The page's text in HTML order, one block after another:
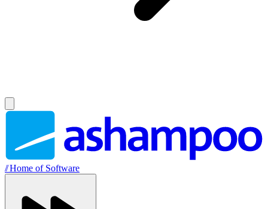
//Home of Software